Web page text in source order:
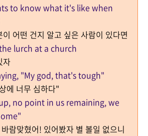
to know what it's like when
어떤 건지 알고 싶은 사람이 있다면
lurch at a church
자
"My god, that's tough"
에 너무 심하다"
no point in us remaining, we
람맞혔어! 있어봤자 별 볼일 없으니